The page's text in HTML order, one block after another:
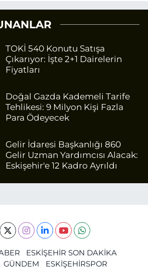
TOKİ 540 Konutu Satışa
Çıkarıyor: İşte 2+1 Dairelerin
Fiyatları
Doğal Gazda Kademeli Tarife
Tehlikesi: 9 Milyon Kişi Fazla
Para Ödeyecek
Gelir İdaresi Başkanlığı 860
Gelir Uzman Yardımcısı Alacak:
Eskişehir'e 12 Kadro Ayrıldı
ESKİŞEHİR SON DAKİKA
GÜNDEM
ESKİŞEHİRSPOR